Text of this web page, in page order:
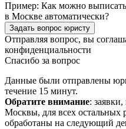
Пример: Как можно
в Москве автоматически?
Задать вопрос юристу
Отправляя вопрос, вы
конфиденциальности
Спасибо за вопрос
Данные были отправлены
течение 15 минут.
Обратите внимание:
Москвы, для всех остальных
обработаны на следующий